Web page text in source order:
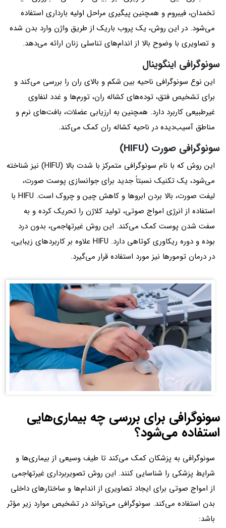
تخمدان، فیبروم و همچنین پیگیری مراحل اولیه بارداری استفاده
می‌شود. در این روش، یک پروب باریک از طریق واژن وارد بدن شده
و تصاویری با وضوح بالا از اندام‌های تناسلی زنان ارائه می‌دهد.
سونوگرافی اینگوینال
این نوع سونوگرافی ناحیه بین شکم و بالای ران را بررسی می‌کند و
برای تشخیص فتق، توده‌های کشاله ران، تورم‌ها و غدد لنفاوی
غیرطبیعی کاربرد دارد. همچنین به ارزیابی عضلات، بافت‌های نرم و
مناطق آسیب‌دیده در ناحیه کشاله ران کمک می‌کند.
سونوگرافی صورت (HIFU)
این روش که با نام سونوگرافی متمرکز با شدت بالا (HIFU) نیز شناخته
می‌شود، یک تکنیک نسبتاً جدید برای جوانسازی پوست صورت،
لیفت صورت، بالا بردن ابروها و کاهش چین و چروک است. HIFU با
استفاده از انرژی امواج صوتی، تولید کلاژن را تحریک کرده و به
سفت شدن پوست کمک می‌کند. این روش غیرتهاجمی، بدون درد
بوده و دوره ریکاوری کوتاهی دارد. HIFU علاوه بر کاربردهای زیبایی،
در درمان تومورها نیز مورد استفاده قرار می‌گیرد.
سونوگرافی برای بررسی چه بیماری‌هایی
استفاده می‌شود؟
سونوگرافی به پزشکان کمک می‌کند تا طیف وسیعی از بیماری‌ها و
شرایط پزشکی را شناسایی کنند. این روش تصویربرداری غیرتهاجمی
از امواج صوتی برای ایجاد تصاویری از اندام‌ها و ساختارهای داخلی
بدن استفاده می‌کند. سونوگرافی می‌تواند در تشخیص موارد زیر مؤثر
باشد: